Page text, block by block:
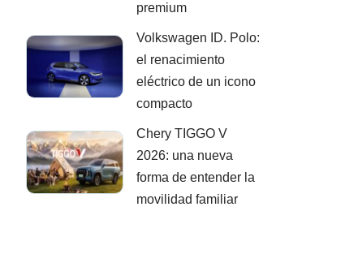
premium
Volkswagen ID. Polo:
el renacimiento
eléctrico de un icono
compacto
Chery TIGGO V
2026: una nueva
forma de entender la
movilidad familiar